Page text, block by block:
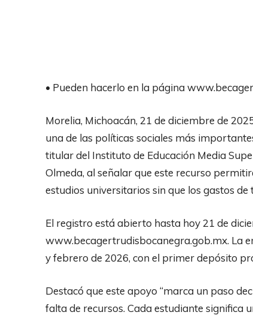
• Pueden hacerlo en la página
Morelia, Michoacán, 21 de diciembre de
una de las políticas sociales más
titular del Instituto de Educación Media
Olmeda, al señalar que este recurso
estudios universitarios sin que los gastos
El registro está abierto hasta hoy 21 de
www.becagertrudisbocanegra.gob.mx. La
y febrero de 2026, con el primer depósito
Destacó que este apoyo “marca un paso
falta de recursos. Cada estudiante significa